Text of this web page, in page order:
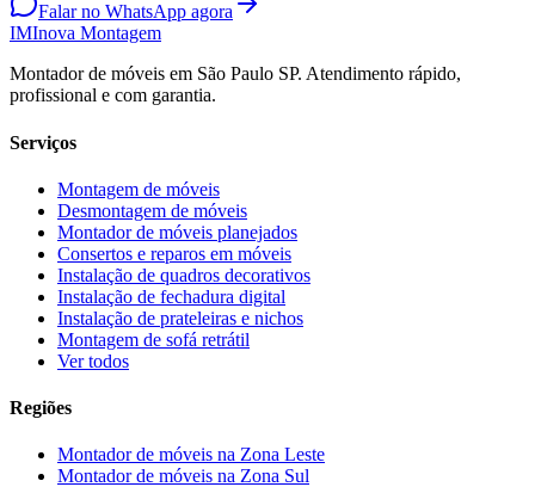
Falar no WhatsApp agora
IMInova Montagem
Montador de móveis em São Paulo SP. Atendimento rápido,
profissional e com garantia.
Serviços
Montagem de móveis
Desmontagem de móveis
Montador de móveis planejados
Consertos e reparos em móveis
Instalação de quadros decorativos
Instalação de fechadura digital
Instalação de prateleiras e nichos
Montagem de sofá retrátil
Ver todos
Regiões
Montador de móveis na Zona Leste
Montador de móveis na Zona Sul